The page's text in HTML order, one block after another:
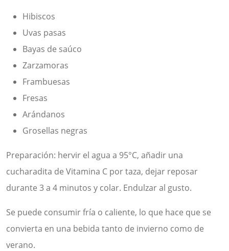
Hibiscos
Uvas pasas
Bayas de saúco
Zarzamoras
Frambuesas
Fresas
Arándanos
Grosellas negras
Preparación: hervir el agua a 95°C, añadir una
cucharadita de Vitamina C por taza, dejar reposar
durante 3 a 4 minutos y colar. Endulzar al gusto.
Se puede consumir fría o caliente, lo que hace que se
convierta en una bebida tanto de invierno como de
verano.